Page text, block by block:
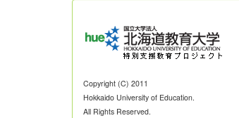
Copyright (C) 2011
Hokkaido University of Education.
All Rights Reserved.